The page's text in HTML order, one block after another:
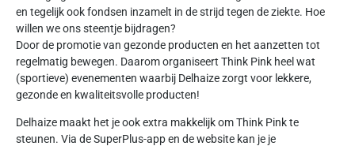
en tegelijk ook fondsen inzamelt in de strijd tegen de ziekte. Hoe
willen we ons steentje bijdragen?
Door de promotie van gezonde producten en het aanzetten tot
regelmatig bewegen. Daarom organiseert Think Pink heel wat
(sportieve) evenementen waarbij Delhaize zorgt voor lekkere,
gezonde en kwaliteitsvolle producten!
Delhaize maakt het je ook extra makkelijk om Think Pink te
steunen. Via de SuperPlus-app en de website kan je je